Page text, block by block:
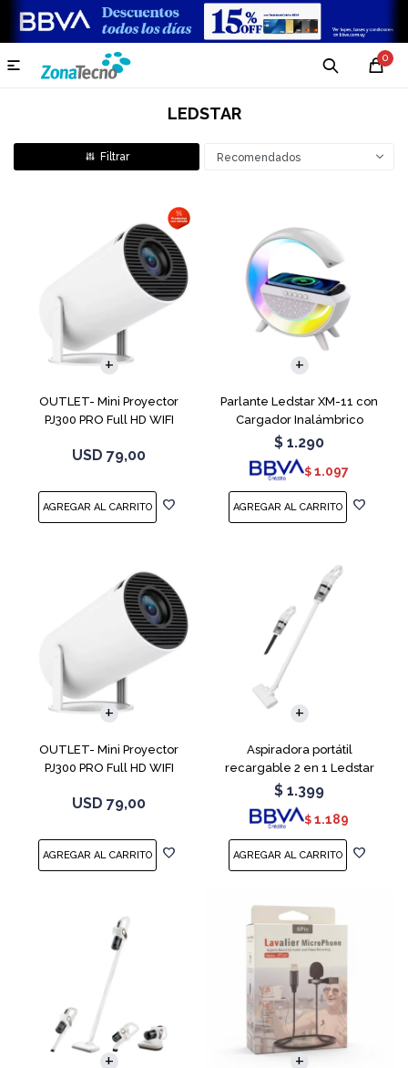
0

LEDSTAR
Recomendados
OUTLET- Mini Proyector
PJ300 PRO Full HD WIFI
USD 79,00
Parlante Ledstar XM-11 con
Cargador Inalámbrico
$ 1.290
$ 1.097
OUTLET- Mini Proyector
PJ300 PRO Full HD WIFI
USD 79,00
Aspiradora portátil
recargable 2 en 1 Ledstar
SR-133
$ 1.399
$ 1.189